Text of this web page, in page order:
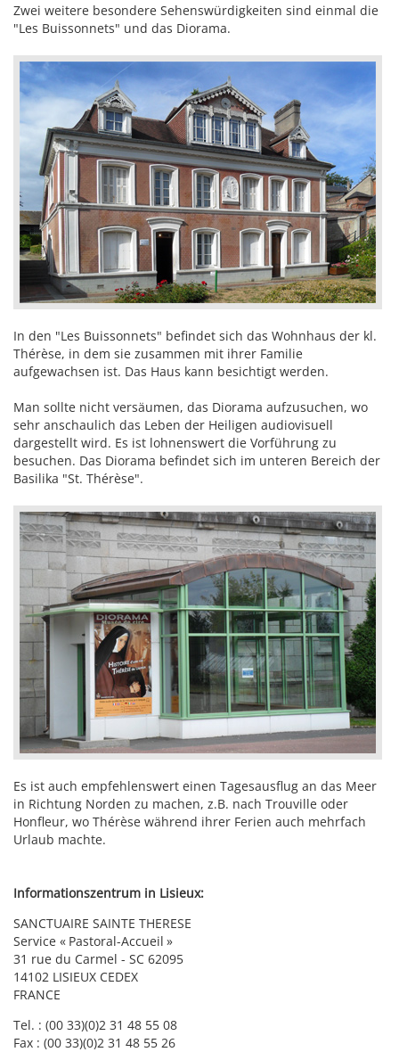
Zwei weitere besondere Sehenswürdigkeiten sind einmal die
"Les Buissonnets" und das Diorama.
In den "Les Buissonnets" befindet sich das Wohnhaus der kl.
Thérèse, in dem sie zusammen mit ihrer Familie
aufgewachsen ist. Das Haus kann besichtigt werden.
Man sollte nicht versäumen, das Diorama aufzusuchen, wo
sehr anschaulich das Leben der Heiligen audiovisuell
dargestellt wird. Es ist lohnenswert die Vorführung zu
besuchen. Das Diorama befindet sich im unteren Bereich der
Basilika "St. Thérèse".
Es ist auch empfehlenswert einen Tagesausflug an das Meer
in Richtung Norden zu machen, z.B. nach Trouville oder
Honfleur, wo Thérèse während ihrer Ferien auch mehrfach
Urlaub machte.
Informationszentrum in Lisieux:
SANCTUAIRE SAINTE THERESE
Service « Pastoral-Accueil »
31 rue du Carmel - SC 62095
14102 LISIEUX CEDEX
FRANCE
Tel. : (00 33)(0)2 31 48 55 08
Fax : (00 33)(0)2 31 48 55 26